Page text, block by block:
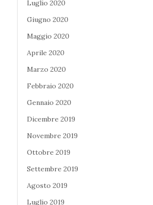
Luglio 2020
Giugno 2020
Maggio 2020
Aprile 2020
Marzo 2020
Febbraio 2020
Gennaio 2020
Dicembre 2019
Novembre 2019
Ottobre 2019
Settembre 2019
Agosto 2019
Luglio 2019